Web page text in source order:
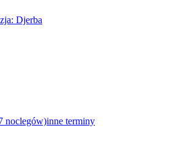
Djerba
noclegów)inne terminy